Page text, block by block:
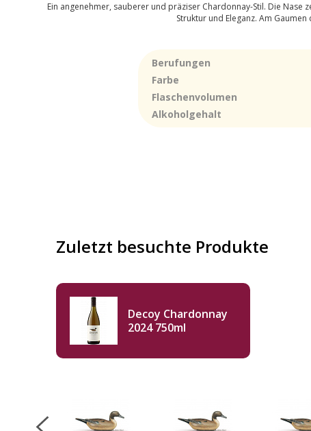
Ein angenehmer, sauberer und präziser Chardonnay-Stil. Die
Struktur und Eleganz. Am
Berufungen
Farbe
Flaschenvolumen
Alkoholgehalt
Zuletzt besuchte Produkte
Decoy Chardonnay
2024 750ml